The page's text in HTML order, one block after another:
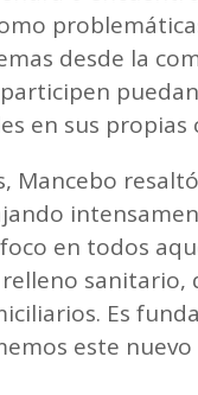
desde la
en sus propias
Mancebo
en todos
sanitario,
Es
este